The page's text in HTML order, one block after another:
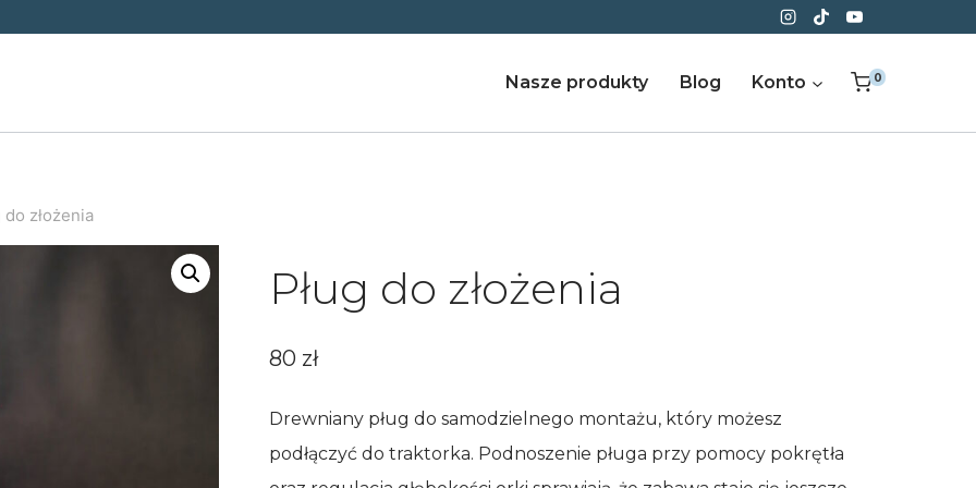
Nasze produkty Blog Konto 0
do złożenia
Pług do złożenia
80 zł
Drewniany pług do samodzielnego montażu, który możesz
podłączyć do traktorka. Podnoszenie pługa przy pomocy pokrętła